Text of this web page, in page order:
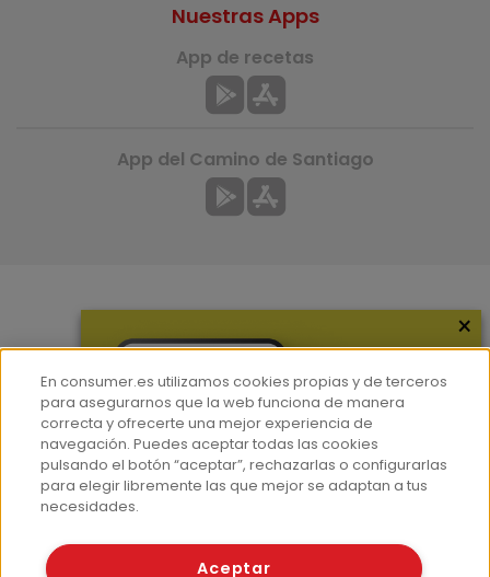
Hemeroteca
Contacto
Prensa
Corpus Lingüístico Consumer
Nuestras Apps
App de recetas
App del Camino de Santiago
© Fundación EROSKI
×
En consumer.es utilizamos cookies propias y de terceros
para asegurarnos que la web funciona de manera
correcta y ofrecerte una mejor experiencia de
navegación. Puedes aceptar todas las cookies
pulsando el botón “aceptar”, rechazarlas o configurarlas
para elegir libremente las que mejor se adaptan a tus
necesidades.
Aceptar